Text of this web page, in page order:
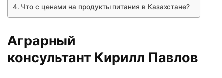
Что с ценами на продукты питания в Казахстане?
Аграрный
консультант Кирилл Павлов